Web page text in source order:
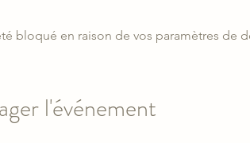
bloqué en raison de vos paramètres de
l'événement